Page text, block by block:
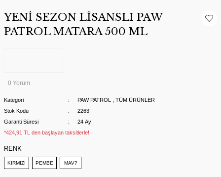
YENİ SEZON LİSANSLI PAW
PATROL MATARA 500 ML
0 Yorum
Kategori PAW PATROL
TÜM ÜRÜNLER
Stok Kodu
2263
Garanti Süresi
24 Ay
*424,91 TL den başlayan taksitlerle!
RENK
KIRMIZI PEMBE MAV?